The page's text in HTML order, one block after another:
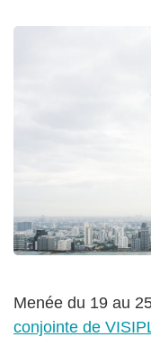
Menée du 19 au
conjointe de